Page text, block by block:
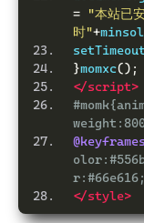
=
"本站已
时"+
setTimeout
}momxc();
</script>
@keyframes
</style>